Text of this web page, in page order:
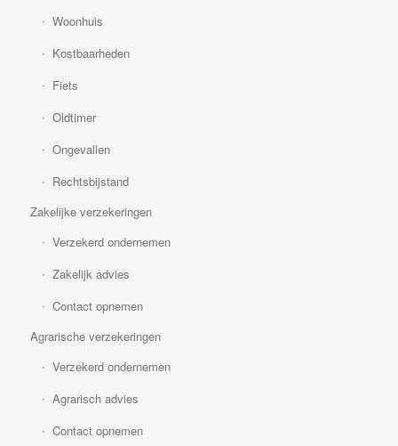
Woonhuis
Kostbaarheden
Fiets
Oldtimer
Ongevallen
Rechtsbijstand
Zakelijke verzekeringen
Verzekerd ondernemen
Zakelijk advies
Contact opnemen
Agrarische verzekeringen
Verzekerd ondernemen
Agrarisch advies
Contact opnemen